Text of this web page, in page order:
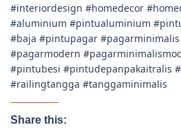
#interiordesign #homedecor
#aluminium #pintualuminium
#baja #pintupagar
#pagarmodern
#pintubesi #pintudepanpakaitralis
#railingtangga #tanggaminimalis
Share this: